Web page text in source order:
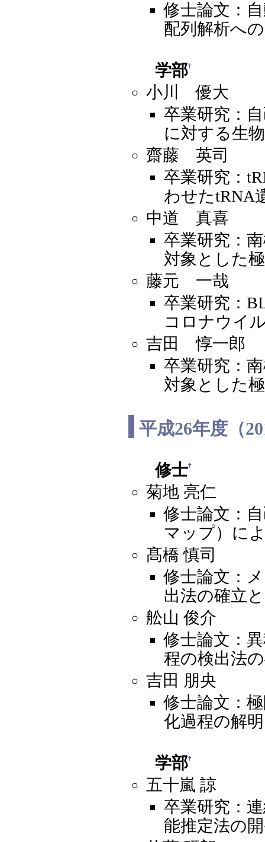
修士論文：
配列解析へ
学部†
小川 優大
卒業研究：
に対する生
齋藤 英司
卒業研究：
わせたtRNA
中道 真喜
卒業研究：
対象とした
藤元 一哉
卒業研究：
コロナウイ
吉田 惇一郎
卒業研究：
対象とした
平成26年度（
修士†
菊地 亮仁
修士論文：
マップ）に
髙橋 慎司
修士論文：
出法の確立
舩山 俊介
修士論文：
程の検出法
吉田 朋央
修士論文：
化過程の解明
学部†
五十嵐 諒
卒業研究：
能推定法の